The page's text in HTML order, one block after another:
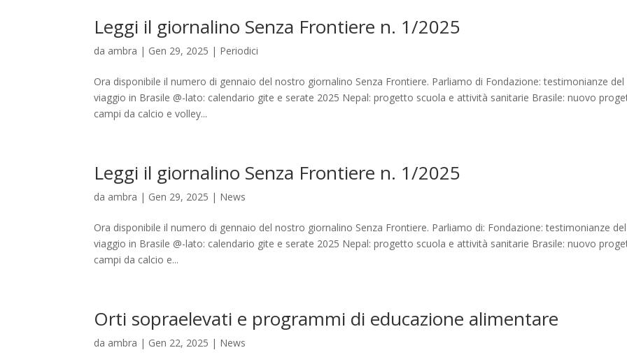
Leggi il giornalino Senza Frontiere n. 1/2025
da ambra | Gen 29, 2025 | Periodici
Ora disponibile il numero di gennaio del nostro giornalino Senza Frontiere. Parliamo di Fondazione: testimonianze del
viaggio in Brasile @-lato: calendario gite e serate 2025 Nepal: progetto scuola e attività sanitarie Brasile: nuovo
campi da calcio e volley...
Leggi il giornalino Senza Frontiere n. 1/2025
da ambra | Gen 29, 2025 | News
Ora disponibile il numero di gennaio del nostro giornalino Senza Frontiere. Parliamo di: Fondazione: testimonianze del
viaggio in Brasile @-lato: calendario gite e serate 2025 Nepal: progetto scuola e attività sanitarie Brasile: nuovo
campi da calcio e...
Orti sopraelevati e programmi di educazione alimentare
da ambra | Gen 22, 2025 | News